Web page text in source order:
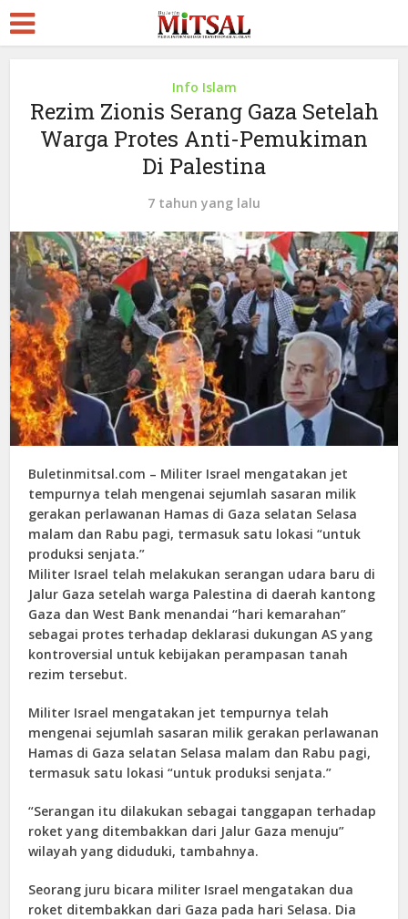
Info Islam
Rezim Zionis Serang Gaza Setelah
Warga Protes Anti-Pemukiman
Di Palestina
7 tahun yang lalu
Buletinmitsal.com – Militer Israel mengatakan jet
tempurnya telah mengenai sejumlah sasaran milik
gerakan perlawanan Hamas di Gaza selatan Selasa
malam dan Rabu pagi, termasuk satu lokasi “untuk
produksi senjata.”
Militer Israel telah melakukan serangan udara baru di
Jalur Gaza setelah warga Palestina di daerah kantong
Gaza dan West Bank menandai “hari kemarahan”
sebagai protes terhadap deklarasi dukungan AS yang
kontroversial untuk kebijakan perampasan tanah
rezim tersebut.
Militer Israel mengatakan jet tempurnya telah
mengenai sejumlah sasaran milik gerakan perlawanan
Hamas di Gaza selatan Selasa malam dan Rabu pagi,
termasuk satu lokasi “untuk produksi senjata.”
“Serangan itu dilakukan sebagai tanggapan terhadap
roket yang ditembakkan dari Jalur Gaza menuju”
wilayah yang diduduki, tambahnya.
Seorang juru bicara militer Israel mengatakan dua
roket ditembakkan dari Gaza pada hari Selasa. Dia